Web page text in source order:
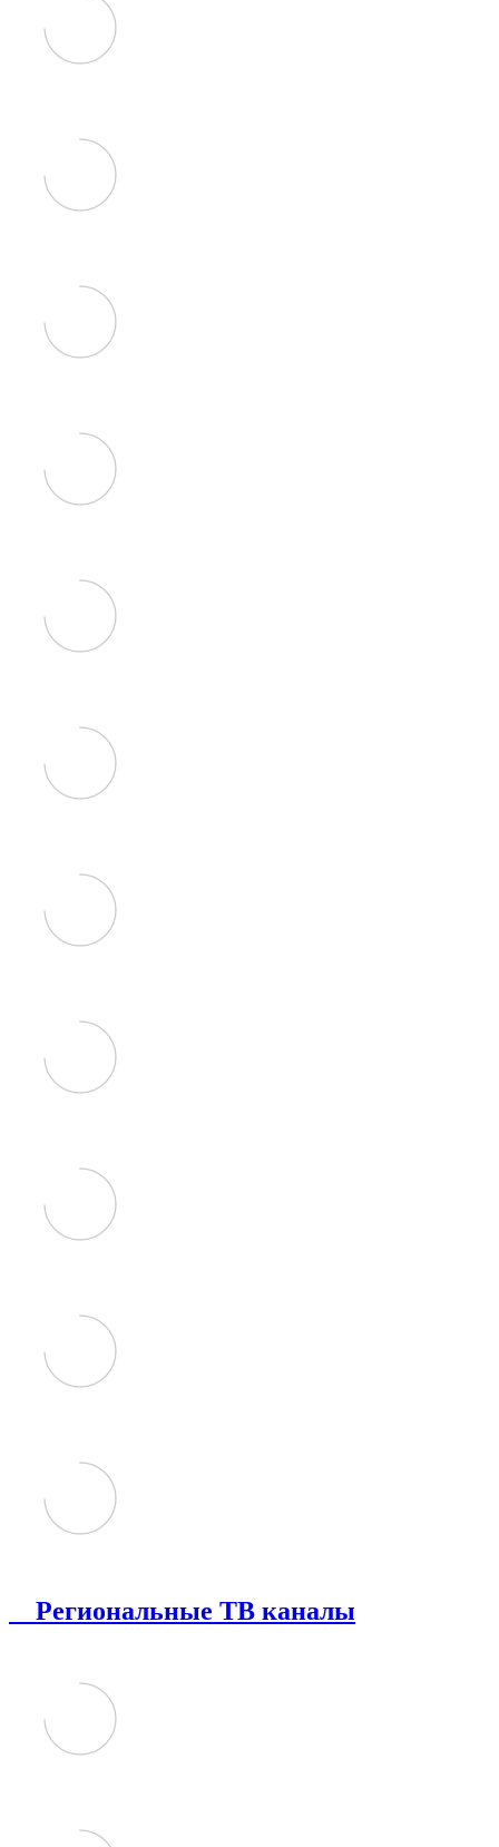
Региональные ТВ каналы